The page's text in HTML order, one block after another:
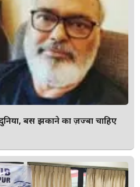
बस झुकाने का ज़ज्बा चाहिए